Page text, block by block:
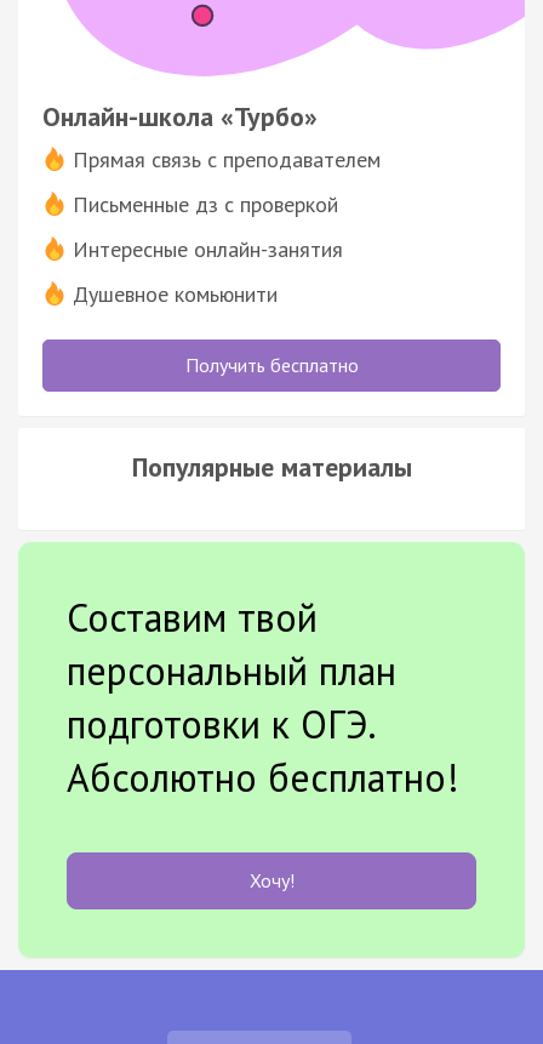
Онлайн-школа «Турбо»
Прямая связь с преподавателем
Письменные дз с проверкой
Интересные онлайн-занятия
Душевное комьюнити
Получить бесплатно
Популярные материалы
Составим твой
персональный план
подготовки к ОГЭ.
Абсолютно бесплатно!
Хочу!